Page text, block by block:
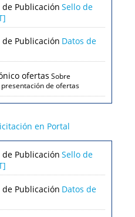
Publicación Sello de
Publicación Datos de
ofertas Sobre
de ofertas
en Portal
Publicación Sello de
Publicación Datos de